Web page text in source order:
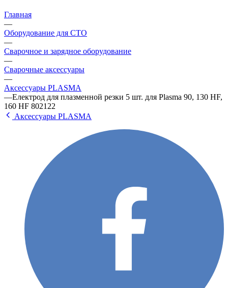
Главная
—
Оборудование для СТО
—
Сварочное и зарядное оборудование
—
Сварочные аксессуары
—
Аксессуары РLАSМА
—Електрод для плазменной резки 5 шт. для Plasma 90, 130 HF,
160 HF 802122
Аксессуары РLАSМА